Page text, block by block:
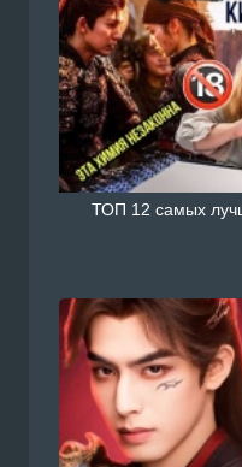
ТОП 12 самых